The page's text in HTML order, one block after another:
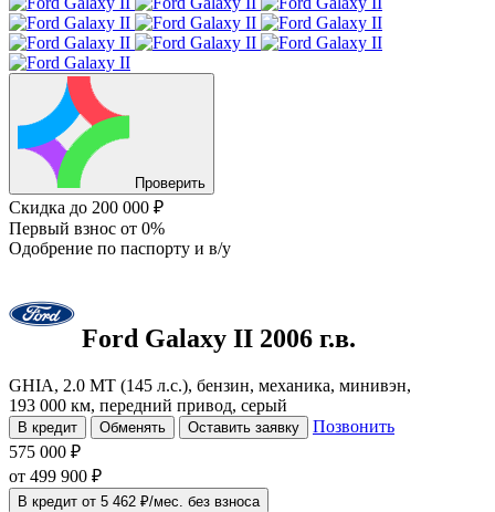
Проверить
Скидка до 200 000 ₽
Первый взнос от 0%
Одобрение по паспорту и в/у
Ford Galaxy II 2006 г.в.
GHIA, 2.0 MT (145 л.с.), бензин, механика, минивэн,
193 000 км, передний привод, серый
В кредит Обменять Оставить заявку
Позвонить
575 000 ₽
от 499 900 ₽
В кредит от 5 462 ₽/мес. без взноса